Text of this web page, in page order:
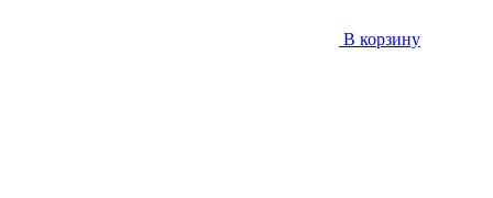
В корзину